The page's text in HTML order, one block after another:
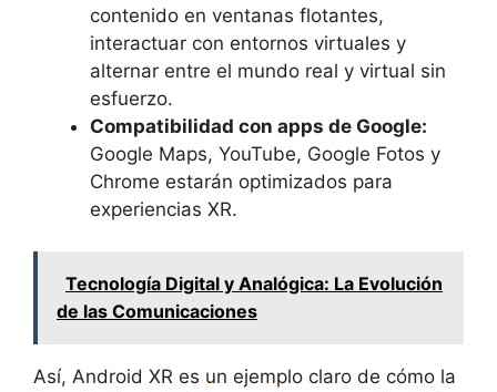
contenido en ventanas flotantes,
interactuar con entornos virtuales y
alternar entre el mundo real y virtual sin
esfuerzo.
Compatibilidad con apps de Google:
Google Maps, YouTube, Google Fotos y
Chrome estarán optimizados para
experiencias XR.
Tecnología Digital y Analógica: La Evolución
de las Comunicaciones
Así, Android XR es un ejemplo claro de cómo la